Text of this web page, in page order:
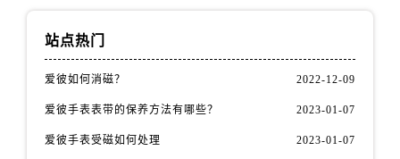
站点热门
爱彼如何消磁？ 2022-12-09
爱彼手表表带的保养方法有哪些？ 2023-01-07
爱彼手表受磁如何处理 2023-01-07